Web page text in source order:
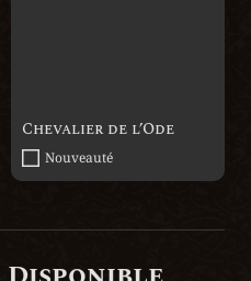
Chevalier de l’Ode
Nouveauté